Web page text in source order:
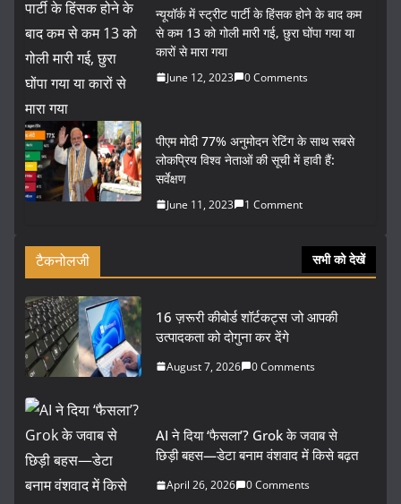
न्यूयॉर्क में स्ट्रीट पार्टी के हिंसक होने के बाद कम
से कम 13 को गोली मारी गई, छुरा घोंपा गया या
कारों से मारा गया
June 12, 2023 0 Comments
पीएम मोदी 77% अनुमोदन रेटिंग के साथ सबसे
लोकप्रिय विश्व नेताओं की सूची में हावी हैं:
सर्वेक्षण
June 11, 2023 1 Comment
टैकनोलजी सभी को देखें
16 ज़रूरी कीबोर्ड शॉर्टकट्स जो आपकी
उत्पादकता को दोगुना कर देंगे
August 7, 2026 0 Comments
AI ने दिया ‘फैसला’? Grok के जवाब से
छिड़ी बहस—डेटा बनाम वंशवाद में किसे बढ़त
April 26, 2026 0 Comments